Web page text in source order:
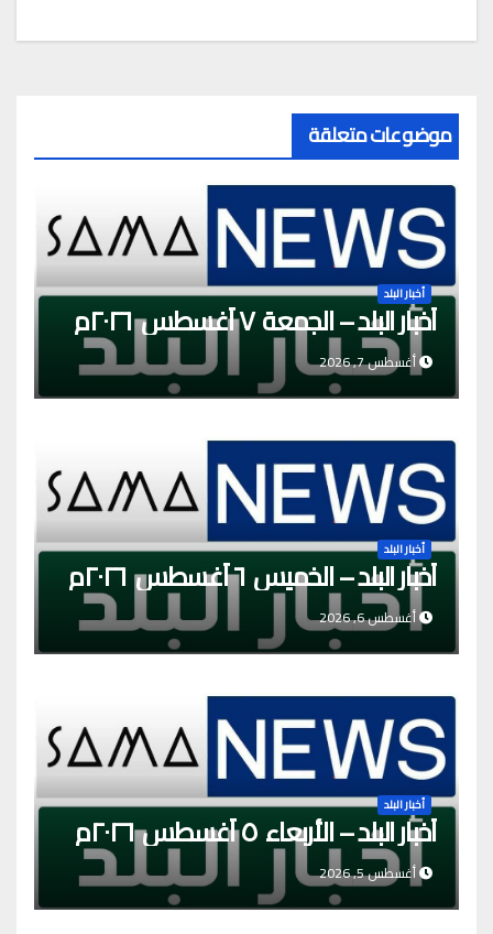
موضوعات متعلقة
أخبار البلد
أخبار البلد – الجمعة ٧ أغسطس ٢٠٢٦م
أغسطس 7, 2026
أخبار البلد
أخبار البلد – الخميس ٦ أغسطس ٢٠٢٦م
أغسطس 6, 2026
أخبار البلد
أخبار البلد – الأربعاء ٥ أغسطس ٢٠٢٦م
أغسطس 5, 2026